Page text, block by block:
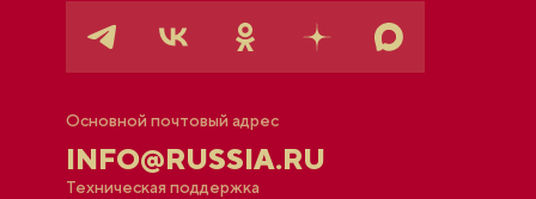
Основной почтовый адрес
INFO@RUSSIA.RU
Техническая поддержка